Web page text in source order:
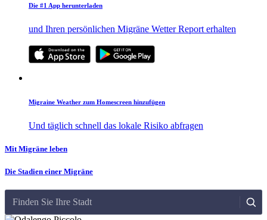
Die #1 App herunterladen
und Ihren persönlichen Migräne Wetter Report erhalten
Migraine Weather zum Homescreen hinzufügen
Und täglich schnell das lokale Risiko abfragen
Mit Migräne leben
Die Stadien einer Migräne
Finden Sie Ihre Stadt